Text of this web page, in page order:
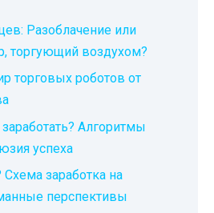
Разоблачение или
торгующий воздухом?
торговых роботов от
Алгоритмы
успеха
заработка на
перспективы